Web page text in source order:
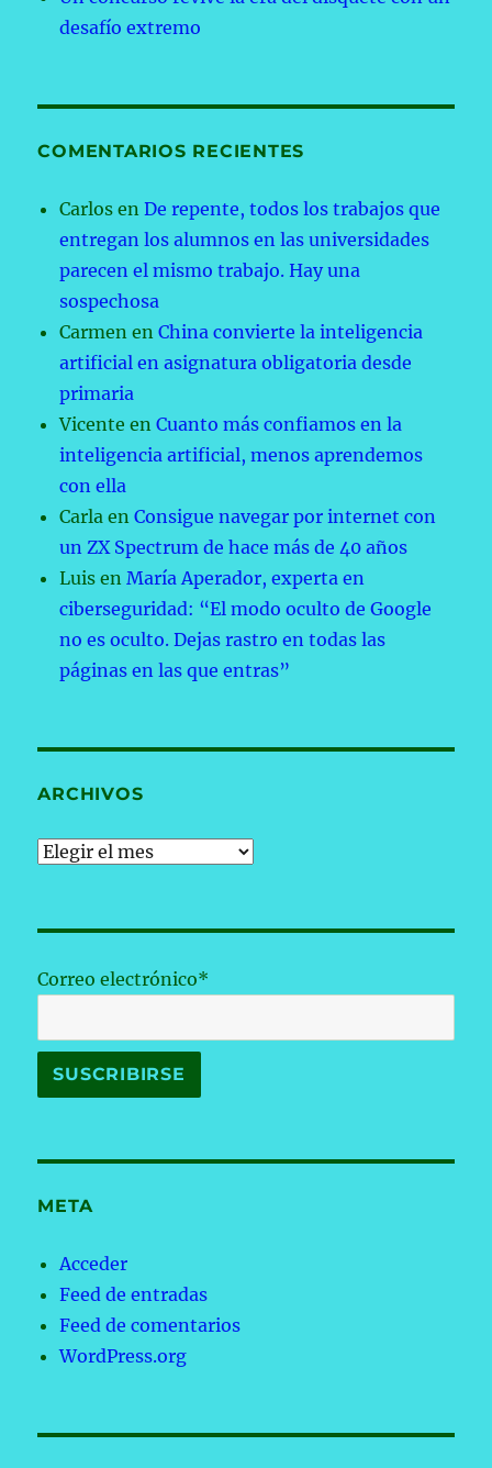
desafío extremo
COMENTARIOS RECIENTES
Carlos enDe repente, todos los trabajos que
entregan los alumnos en las universidades
parecen el mismo trabajo. Hay una
sospechosa
Carmen enChina convierte la inteligencia
artificial en asignatura obligatoria desde
primaria
Vicente enCuanto más confiamos en la
inteligencia artificial, menos aprendemos
con ella
Carla enConsigue navegar por internet con
un ZX Spectrum de hace más de 40 años
Luis enMaría Aperador, experta en
ciberseguridad: “El modo oculto de Google
no es oculto. Dejas rastro en todas las
páginas en las que entras”
ARCHIVOS
Archivos
Correo electrónico*
META
Acceder
Feed de entradas
Feed de comentarios
WordPress.org